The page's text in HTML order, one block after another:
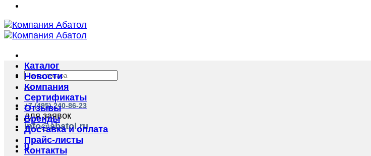
Искать:
+7 (495) 240-86-23
для заявок
info@abatol.ru
0
Каталог
Новости
Компания
Сертификаты
Отзывы
Бренды
Доставка и оплата
Прайс-листы
Контакты